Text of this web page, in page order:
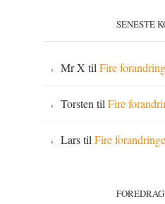
SENESTE
Mr X tilFire
Torsten tilFire
LarstilFire